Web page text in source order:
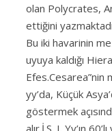
olan Polycrates,
ettiğini
Bu iki havarinin
uyuya kaldığı
Efes.Cesarea”nin
yy’da, Küçük
göstermek
alır.İ.S. I. Yy’ın